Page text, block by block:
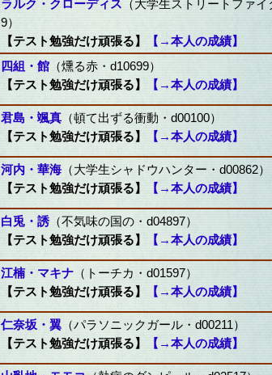
ラルク・クローディス （大学生ストリートファ
9）
【テスト勉強だけ頑張る】
【→本人の成績】
四組・館 （燻る赤・d10699）
【テスト勉強だけ頑張る】 【→本人の成績】
君島・颯真 （頓て出ずる衝動・d00100）
【テスト勉強だけ頑張る】
【→本人の成績】
河内・華海 （大学生シャドウハンター・d00862）
【テスト勉強だけ頑張る】
【→本人の成績】
白兎・誘（不気味の国の・d04897）
【テスト勉強だけ頑張る】 【→本人の成績】
江楠・マキナ （トーチカ・d01597）
【テスト勉強だけ頑張る】
【→本人の成績】
仁奈坂・翼 （パラソニックガール・d00211）
【テスト勉強だけ頑張る】
【→本人の成績】